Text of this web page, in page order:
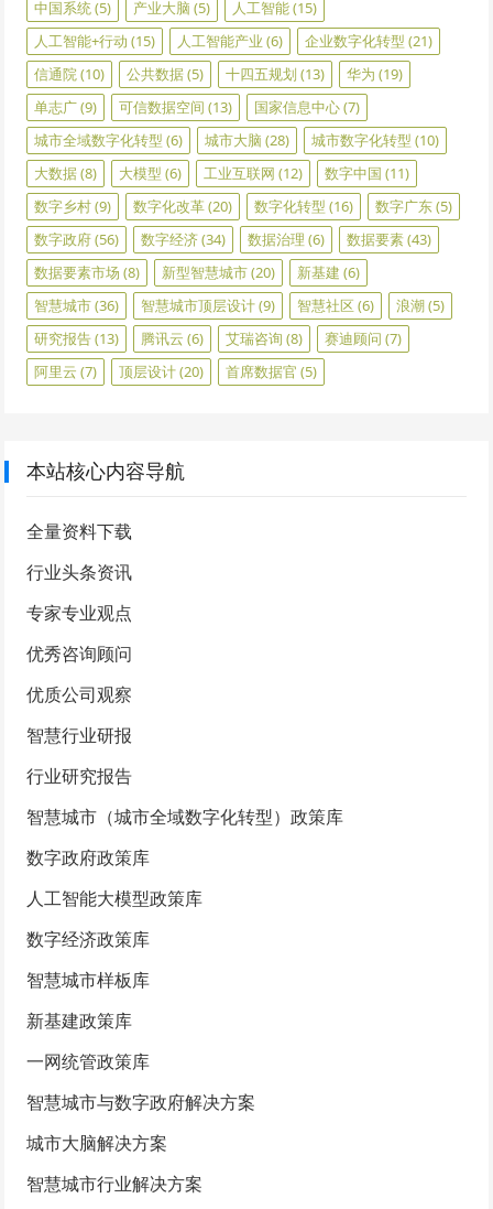
中国系统(5) 产业大脑 (5) 人工智能(15)
人工智能+行动 (15) 人工智能产业 (6) 企业数字化转型 (21)
信通院(10) 公共数据(5) 十四五规划 (13) 华为 (19)
单志广(9) 可信数据空间 (13) 国家信息中心(7)
城市全域数字化转型 (6) 城市大脑 (28) 城市数字化转型 (10)
大数据(8) 大模型 (6) 工业互联网 (12) 数字中国 (11)
数字乡村(9) 数字化改革(20) 数字化转型 (16) 数字广东(5)
数字政府(56) 数字经济(34) 数据治理 (6) 数据要素(43)
数据要素市场 (8) 新型智慧城市(20) 新基建 (6)
智慧城市(36) 智慧城市顶层设计(9) 智慧社区 (6) 浪潮(5)
研究报告(13) 腾讯云 (6) 艾瑞咨询 (8) 赛迪顾问 (7)
阿里云 (7) 顶层设计(20) 首席数据官 (5)
本站核心内容导航
全量资料下载
行业头条资讯
专家专业观点
优秀咨询顾问
优质公司观察
智慧行业研报
行业研究报告
智慧城市（城市全域数字化转型）政策库
数字政府政策库
人工智能大模型政策库
数字经济政策库
智慧城市样板库
新基建政策库
一网统管政策库
智慧城市与数字政府解决方案
城市大脑解决方案
智慧城市行业解决方案